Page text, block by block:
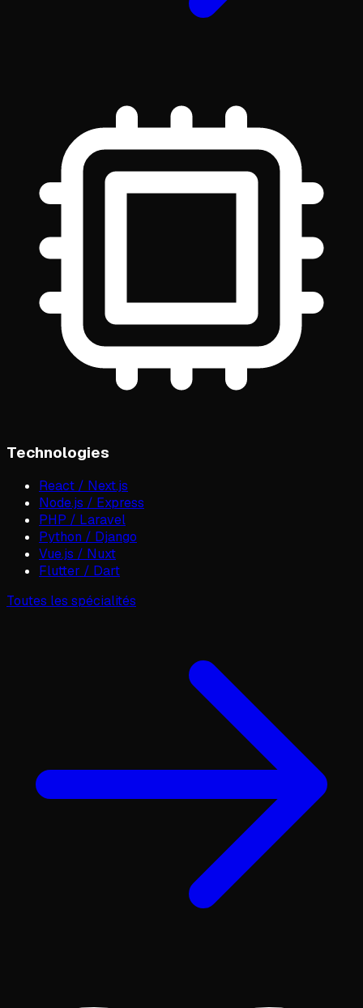
Technologies
React / Next.js
Node.js / Express
PHP / Laravel
Python / Django
Vue.js / Nuxt
Flutter / Dart
Toutes les spécialités